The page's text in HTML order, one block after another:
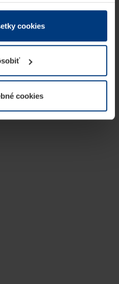
cookies ukladať na Vašom
všetky ostatné typy cookie
Vaše povolenie môžete
vo vysvetlení cookie
cookies
cookies